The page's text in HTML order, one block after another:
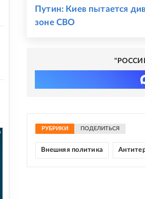
Путин: Киев пытается
зоне СВО
РУБРИКИ ПОДЕЛИТЬСЯ
Внешняя политика